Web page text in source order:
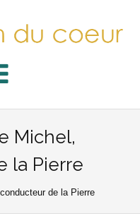
Michel,
la Pierre
de la Pierre